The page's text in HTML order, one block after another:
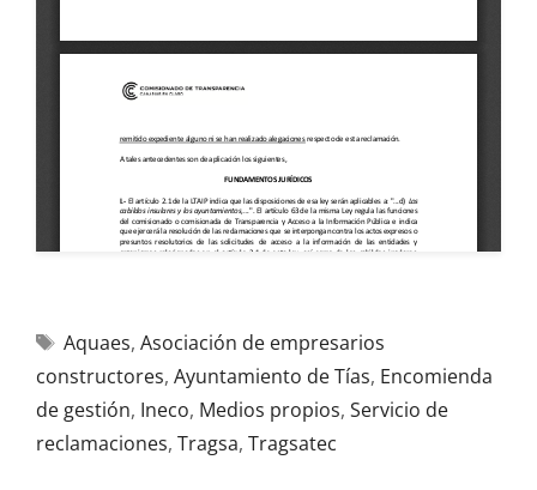
Aquaes, Asociación de empresarios
constructores, Ayuntamiento de Tías, Encomienda
de gestión, Ineco, Medios propios, Servicio de
reclamaciones, Tragsa, Tragsatec